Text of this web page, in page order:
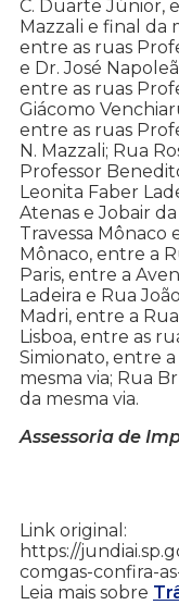
C. Duarte Júnior,
Mazzali e final da
entre as ruas
e Dr. José
entre as ruas
Giácomo
entre as ruas
N. Mazzali; Rua
Professor
Leonita Faber
Atenas e Jobair
Travessa Mônaco
Mônaco, entre a
Paris, entre a
Ladeira e Rua
Madri, entre a
Lisboa, entre as
Simionato, entre a
mesma via; Rua
da mesma via.
Assessoria de
Link original:
https://
comgas-confira-
Leia mais sobre